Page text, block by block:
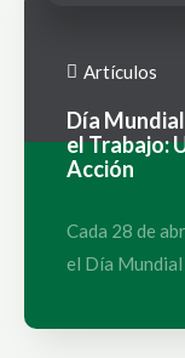
Artículos
Día
el Trabajo:
Acción
Cada 28 de
el Día Mundial